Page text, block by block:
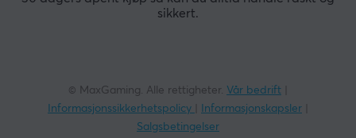
sikkert.
© MaxGaming. Alle rettigheter. Vår bedrift
Informasjonssikkerhetspolicy
Informasjonskapsler
Salgsbetingelser